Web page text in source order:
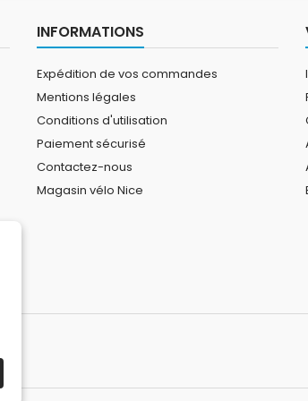
campagne ou de...
rouler
INFORMATIONS
Expédition de vos commandes
Mentions légales
Conditions d'utilisation
Paiement sécurisé
Contactez-nous
Magasin vélo Nice